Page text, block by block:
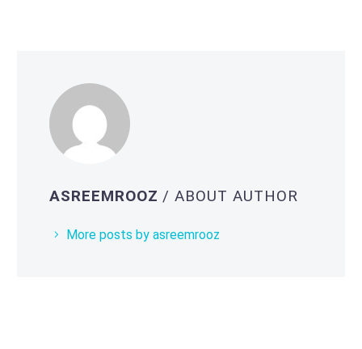
ASREEMROOZ / ABOUT AUTHOR
More posts by asreemrooz